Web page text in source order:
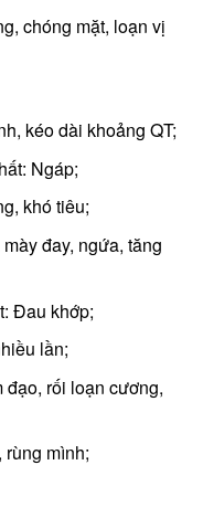
chóng mặt, loạn vị
kéo dài khoảng QT;
Ngáp;
khó tiêu;
đay, ngứa, tăng
Đau khớp;
lần;
đạo, rối loạn cương,
mình;